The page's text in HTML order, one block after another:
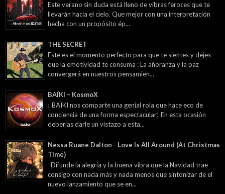
Este verano sin duda está lleno de vibras feroces que te
llevarán hacia el cielo. Que mejor con una interpretación
hecha con un propósito ép...
THE SECRET
Este es el momento perfecto para que te sientes y dejes
que la emotividad te consuma : La añoranza y la paz
convergerá en nuestros pensamien...
BAÏKI – KosmoX
¡ BAÏKI nos comparte una genial rola que hace eco de
conciencia de una forma espectacular! En esta ocasión
deberías darle un vistazo a esta...
Nessa Ruane Dalton - Love Is All Around (At Christmas
Time)
Difunde la alegría y la buena vibra que la Navidad trae
consigo con nada más y nada menos que sintonizar de el
nuevo lanzamiento que se en...